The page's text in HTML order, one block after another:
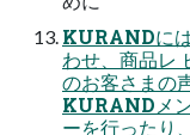
KURANDに
わせ、商品レ
のお客さまの
KURANDメ
ーを行ったり